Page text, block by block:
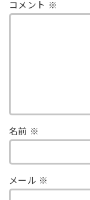
コメント ※
名前 ※
メール ※